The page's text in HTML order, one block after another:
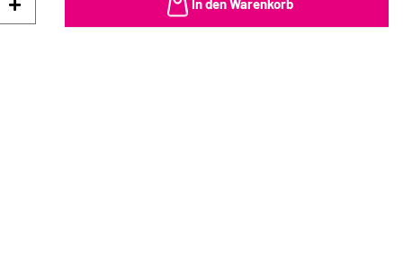
In den Warenkorb